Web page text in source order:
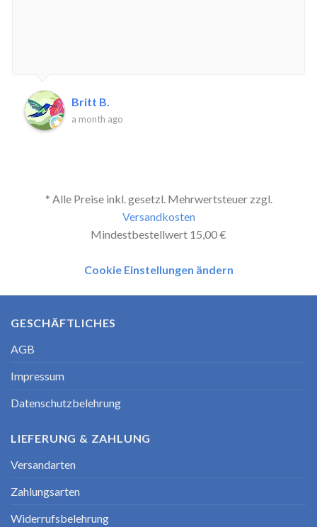
Britt B.
a month ago
* Alle Preise inkl. gesetzl. Mehrwertsteuer zzgl.
Versandkosten
Mindestbestellwert 15,00 €
Cookie Einstellungen ändern
GESCHÄFTLICHES
AGB
Impressum
Datenschutzbelehrung
LIEFERUNG & ZAHLUNG
Versandarten
Zahlungsarten
Widerrufsbelehrung